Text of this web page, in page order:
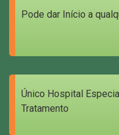
Pode dar Início a
Único Hospital
Tratamento